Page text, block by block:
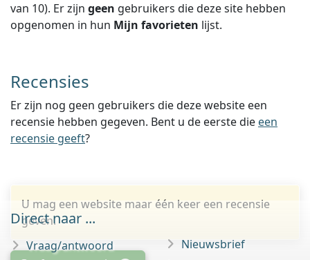
van 10). Er zijn geen gebruikers die deze site hebben
opgenomen in hun Mijn favorieten lijst.
Recensies
Er zijn nog geen gebruikers die deze website een
recensie hebben gegeven. Bent u de eerste die een
recensie geeft?
U mag een website maar één keer een recensie
geven.
Direct naar ...
Vraag/antwoord
Nieuwsbrief